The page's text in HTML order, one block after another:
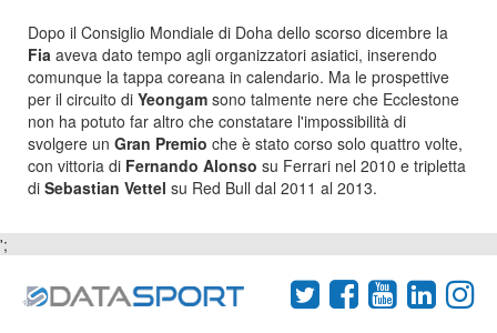
Dopo il Consiglio Mondiale di Doha dello scorso dicembre la
Fia aveva dato tempo agli organizzatori asiatici, inserendo
comunque la tappa coreana in calendario. Ma le prospettive
per il circuito di Yeongam sono talmente nere che Ecclestone
non ha potuto far altro che constatare l'impossibilità di
svolgere un Gran Premio che è stato corso solo quattro volte,
con vittoria di Fernando Alonso su Ferrari nel 2010 e tripletta
di Sebastian Vettel su Red Bull dal 2011 al 2013.
';